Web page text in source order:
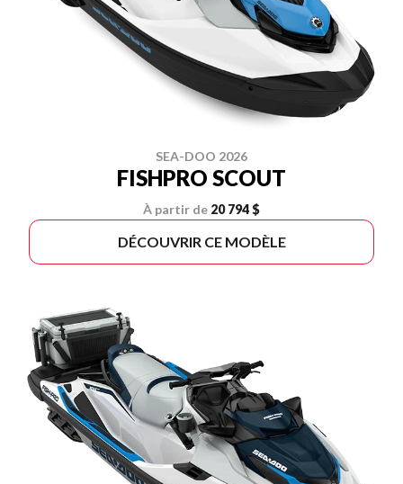
SEA-DOO 2026
FISHPRO SCOUT
À partir de 20 794 $
DÉCOUVRIR CE MODÈLE